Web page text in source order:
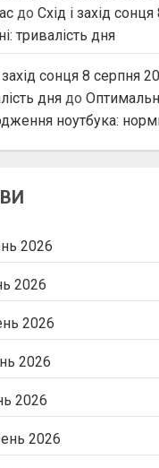
до Схід і захід
тривалість дня
захід сонця 8 серпня
днядо
ноутбука:
2026
2026
2026
2026
2026
2026